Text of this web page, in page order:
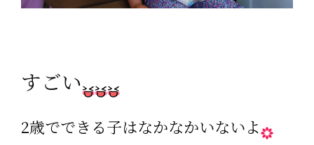
すごい
2歳でできる子はなかなかいないよ